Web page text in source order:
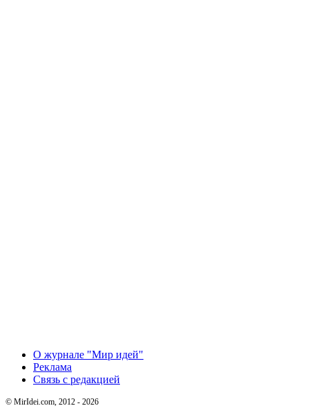
О журнале "Мир идей"
Реклама
Связь с редакцией
© MirIdei.com, 2012 - 2026